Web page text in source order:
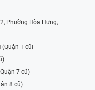
Phường Hòa Hưng,
(Quận 1 cũ)
7 cũ)
8 cũ)